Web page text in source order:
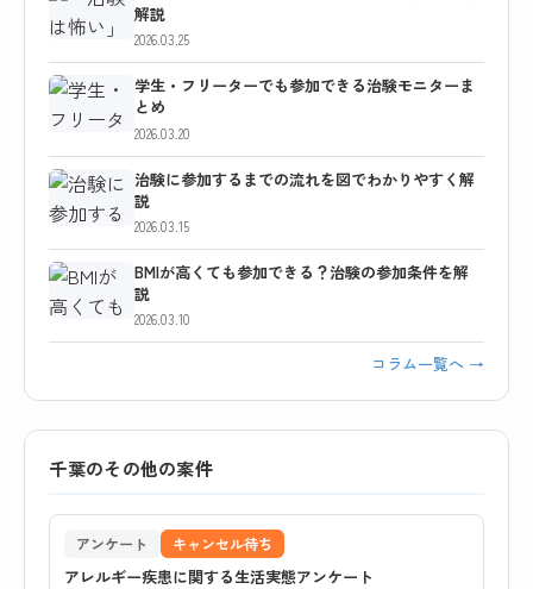
解説
2026.03.25
学生・フリーターでも参加できる治験モニターま
とめ
2026.03.20
治験に参加するまでの流れを図でわかりやすく解
説
2026.03.15
BMIが高くても参加できる？治験の参加条件を解
説
2026.03.10
コラム一覧へ →
千葉のその他の案件
アンケート キャンセル待ち
アレルギー疾患に関する生活実態アンケート